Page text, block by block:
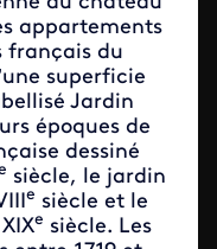
appartements
français du
superficie
Jardin
époques de
dessiné
siècle, le jardin
e siècle et le
e siècle. Les